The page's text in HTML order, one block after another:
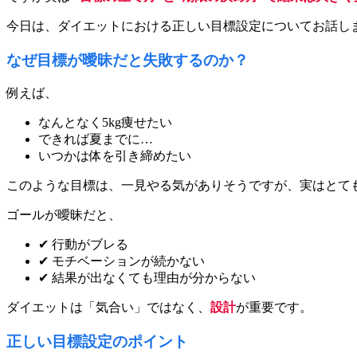
今日は、ダイエットにおける正しい目標設定についてお話し
なぜ目標が曖昧だと失敗するのか？
例えば、
なんとなく5kg痩せたい
できれば夏までに…
いつかは体を引き締めたい
このような目標は、一見やる気がありそうですが、実はとて
ゴールが曖昧だと、
✔ 行動がブレる
✔ モチベーションが続かない
✔ 結果が出なくても理由が分からない
ダイエットは「気合い」ではなく、 設計が重要です。
正しい目標設定のポイント